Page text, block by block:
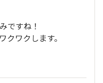
ですね！
クワクします。